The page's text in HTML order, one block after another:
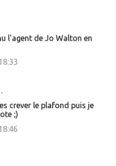
l'agent de Jo Walton en
crever le plafond puis je
;)